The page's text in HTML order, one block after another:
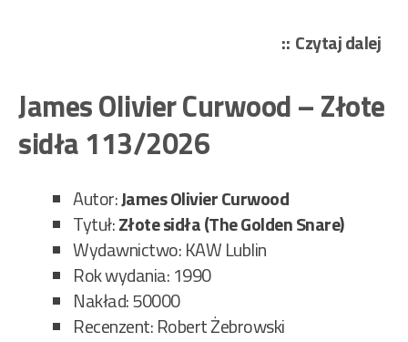
Czytaj dalej
James Olivier Curwood – Złote
sidła 113/2026
Autor:James Olivier Curwood
Tytuł:Złote sidła (The Golden Snare)
Wydawnictwo: KAW Lublin
Rok wydania: 1990
Nakład: 50000
Recenzent: Robert Żebrowski